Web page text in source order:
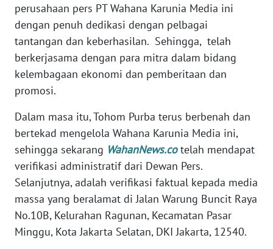
perusahaan pers PT Wahana Karunia Media ini
dengan penuh dedikasi dengan pelbagai
tantangan dan keberhasilan. Sehingga, telah
berkerjasama dengan para mitra dalam bidang
kelembagaan ekonomi dan pemberitaan dan
promosi.
Dalam masa itu, Tohom Purba terus berbenah dan
bertekad mengelola Wahana Karunia Media ini,
sehingga sekarang WahanNews.cotelah mendapat
verifikasi administratif dari Dewan Pers.
Selanjutnya, adalah verifikasi faktual kepada media
massa yang beralamat di Jalan Warung Buncit Raya
No.10B, Kelurahan Ragunan, Kecamatan Pasar
Minggu, Kota Jakarta Selatan, DKI Jakarta, 12540.
BANTEN
WN
NTT
KEPRI
WN
PAPUA
WN
PAPUA
BARAT